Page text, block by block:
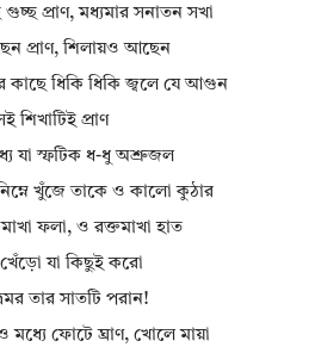
গুচ্ছ প্রাণ, মধ্যমার সনাতন সখা
প্রাণ, শিলায়ও আছেন
কাছে ধিকি ধিকি জ্বলে যে আগুন
শিখাটিই প্রাণ
যা স্ফটিক ধ-ধু অশ্রুজল
খুঁজে তাকে ও কালো কুঠার
ফলা, ও রক্তমাখা হাত
যা কিছুই করো
তার সাতটি পরান!
মধ্যে ফোটে ঘ্রাণ, খোলে মায়া